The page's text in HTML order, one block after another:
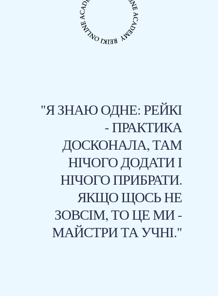
"Я ЗНАЮ ОДНЕ: РЕЙКІ
- ПРАКТИКА
ДОСКОНАЛА, ТАМ
НІЧОГО ДОДАТИ І
НІЧОГО ПРИБРАТИ.
ЯКЩО ЩОСЬ НЕ
ЗОВСІМ, ТО ЦЕ МИ -
МАЙСТРИ ТА УЧНІ."